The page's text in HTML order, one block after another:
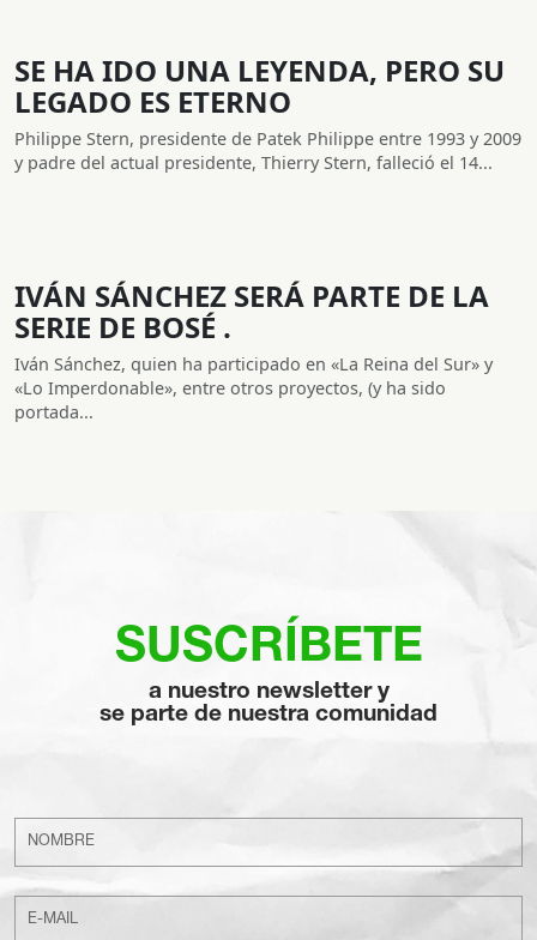
SE HA IDO UNA LEYENDA, PERO SU
LEGADO ES ETERNO
Philippe Stern, presidente de Patek Philippe entre 1993 y 2009
y padre del actual presidente, Thierry Stern, falleció el 14...
IVÁN SÁNCHEZ SERÁ PARTE DE LA
SERIE DE BOSÉ .
Iván Sánchez, quien ha participado en «La Reina del Sur» y
«Lo Imperdonable», entre otros proyectos, (y ha sido
portada...
SUSCRÍBETE
a nuestro newsletter y
se parte de nuestra comunidad